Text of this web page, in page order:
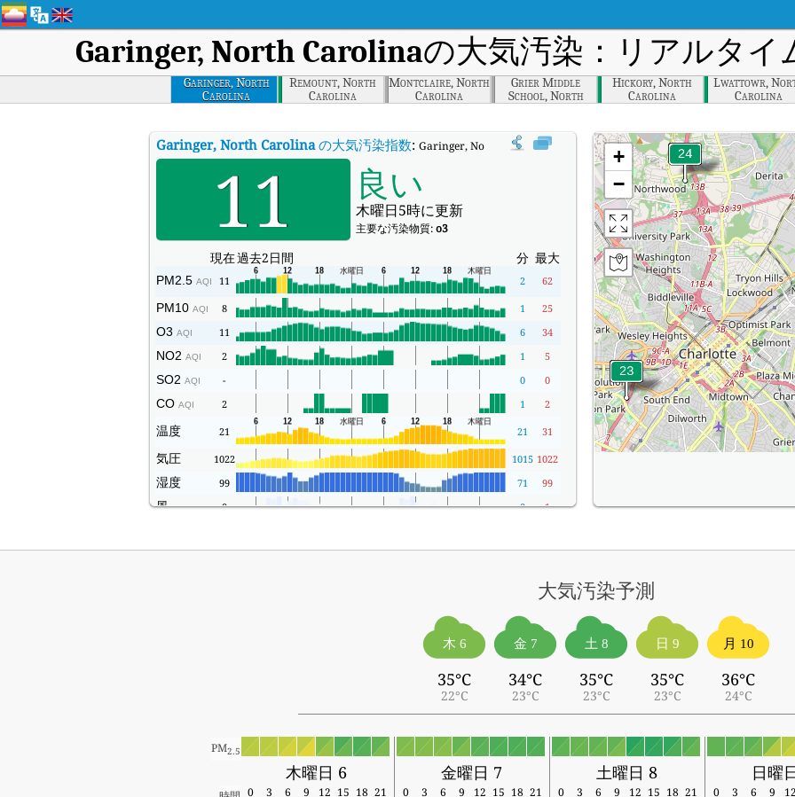
Garinger, North Carolinaの大気汚染：リアルタイ
Garinger, North
Carolina
Remount, North
Carolina
Montclaire, North
Carolina
Grier Middle
School, North
Carolina
Hickory, North
Carolina
Lwattowr,
Carolina
Garinger, North Carolinaの大気汚染指数: Garinger, North Carolinaのリアルタイム大気汚染指数（AQI）。
11 良い
木曜日5時に更新
主要な汚染物質:o3
現在過去2日間 分 最大
PM2.5 AQI 11 2 62
PM10 AQI 8 1 25
O3 AQI 11 6 34
NO2 AQI 2 1 5
SO2 AQI - 0 0
CO AQI 2 1 2
温度 21 21 31
気圧 1022 1015 1022
湿度 99 71 99
風 0 0 1
+
−
大気汚染予測
木 6
35°C
22°C
金 7
34°C
23°C
土 8
35°C
23°C
日 9
35°C
23°C
月 10
36°C
24°C
PM2.5
木曜日 6 金曜日 7 土曜日 8 日曜
0 3 6 9 12 15 18 21 0 3 6 9 12 15 18 21 0 3 6 9 12 15 18 21 0 3 6 9